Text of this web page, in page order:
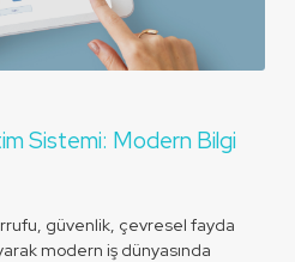
Sistemi: Modern Bilgi
güvenlik, çevresel fayda
modern iş dünyasında